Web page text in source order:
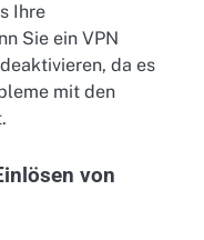
Ihre
Sie ein VPN
da es
mit den
von